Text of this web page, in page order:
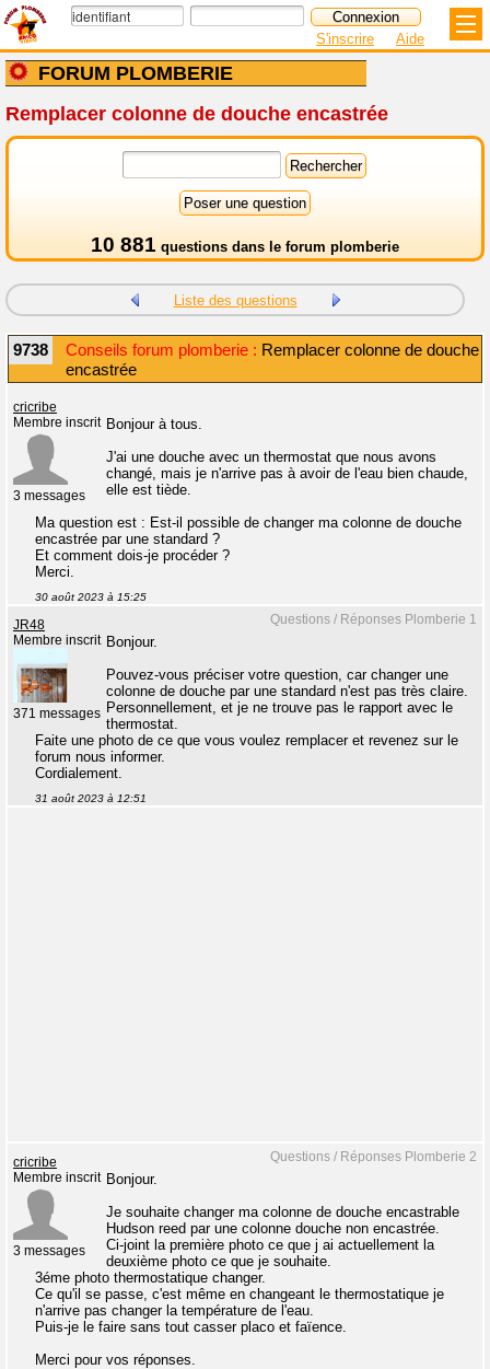
FORUM PLOMBERIE
S'inscrire Aide
Remplacer colonne de douche encastrée
10 881 questions dans le forum plomberie
Liste des questions
9738 Conseils forum plomberie : Remplacer colonne de douche
encastrée
cricribe
Membre inscrit
3 messages
Bonjour à tous.
J'ai une douche avec un thermostat que nous avons
changé, mais je n'arrive pas à avoir de l'eau bien chaude,
elle est tiède.
Ma question est : Est-il possible de changer ma colonne de douche
encastrée par une standard ?
Et comment dois-je procéder ?
Merci.
30 août 2023 à 15:25
Questions / Réponses Plomberie 1
JR48
Membre inscrit
371 messages
Bonjour.
Pouvez-vous préciser votre question, car changer une
colonne de douche par une standard n'est pas très claire.
Personnellement, et je ne trouve pas le rapport avec le
thermostat.
Faite une photo de ce que vous voulez remplacer et revenez sur le
forum nous informer.
Cordialement.
31 août 2023 à 12:51
Questions / Réponses Plomberie 2
cricribe
Membre inscrit
3 messages
Bonjour.
Je souhaite changer ma colonne de douche encastrable
Hudson reed par une colonne douche non encastrée.
Ci-joint la première photo ce que j ai actuellement la
deuxième photo ce que je souhaite.
3éme photo thermostatique changer.
Ce qu'il se passe, c'est même en changeant le thermostatique je
n'arrive pas changer la température de l'eau.
Puis-je le faire sans tout casser placo et faïence.
Merci pour vos réponses.